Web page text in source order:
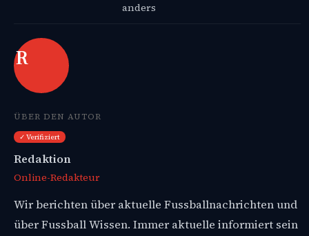
anders
R
ÜBER DEN AUTOR
✓ Verifiziert
Redaktion
Online-Redakteur
Wir berichten über aktuelle Fussballnachrichten und
über Fussball Wissen. Immer aktuelle informiert sein